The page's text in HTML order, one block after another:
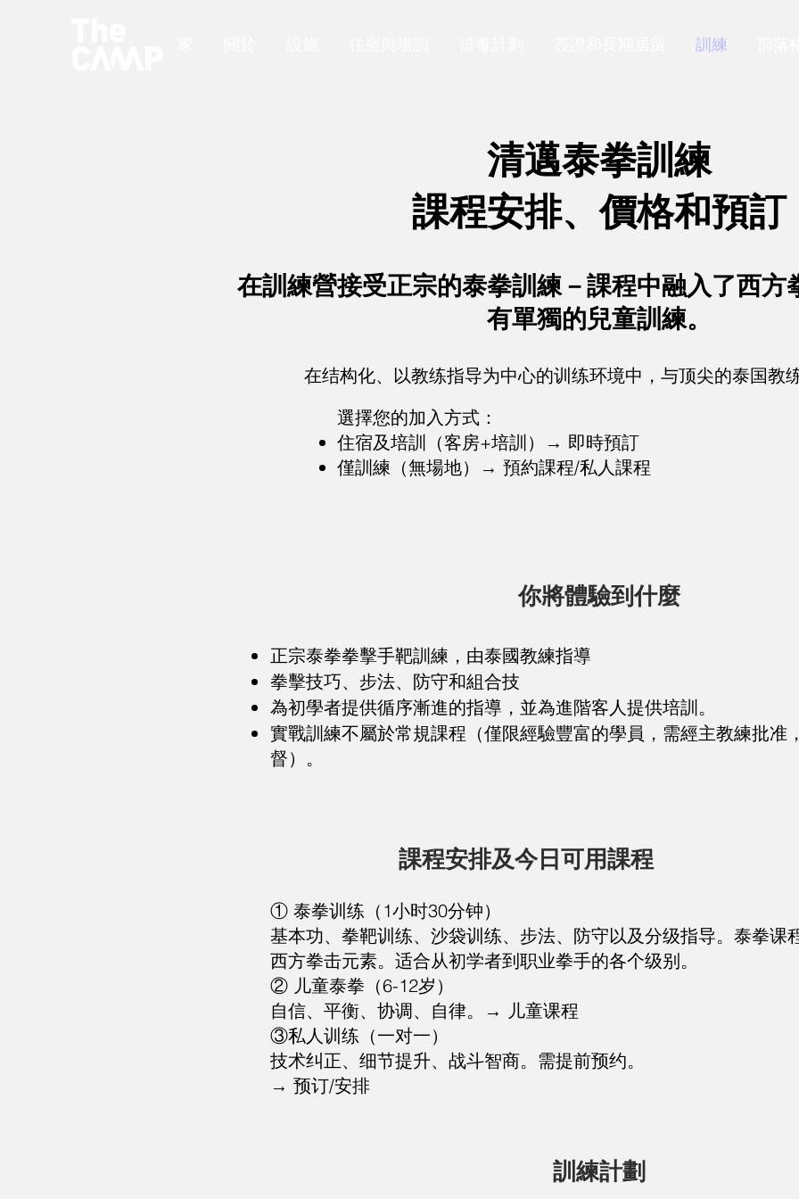
訓練
清邁泰拳訓練
課程安排、價格和預訂
在訓練營接受正宗的泰拳訓練－課程中融入了西方
有單獨的兒童訓練。
在结构化、以教练指导为中心的训练环境中，与顶尖的泰国教
選擇您的加入方式：
住宿及培訓（客房+培訓）→ 即時預訂
僅訓練（無場地）→ 預約課程/私人課程
你將體驗到什麼
正宗泰拳拳擊手靶訓練，由泰國教練指導
拳擊技巧、步法、防守和組合技
為初學者提供循序漸進的指導，並為進階客人提供培訓。
實戰訓練不屬於常規課程（僅限經驗豐富的學員，需經主教練批准
督）。
課程安排及今日可用課程
① 泰拳训练（1小时30分钟）
基本功、拳靶训练、沙袋训练、步法、防守以及分级指导。泰拳课
西方拳击元素。适合从初学者到职业拳手的各个级别。
② 儿童泰拳（6-12岁）
自信、平衡、协调、自律。→ 儿童课程
③私人训练（一对一）
技术纠正、细节提升、战斗智商。需提前预约。
→ 预订/安排
訓練計劃